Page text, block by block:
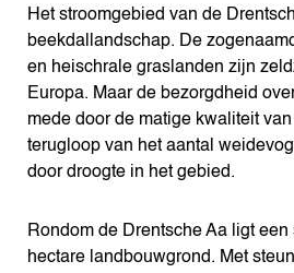
Het stroomgebied van de
beekdallandschap. De
en heischrale graslanden zijn
Europa. Maar de bezorgdheid
mede door de matige kwaliteit
terugloop van het aantal
door droogte in het gebied.
Rondom de Drentsche Aa ligt
hectare landbouwgrond. Met